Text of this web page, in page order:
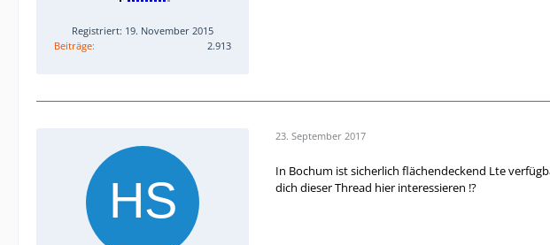
Registriert: 19. November 2015
Beiträge
2.913
23. September 2017
In Bochum ist sicherlich flächendeckend Lte
dich dieser Thread hier interessieren !?